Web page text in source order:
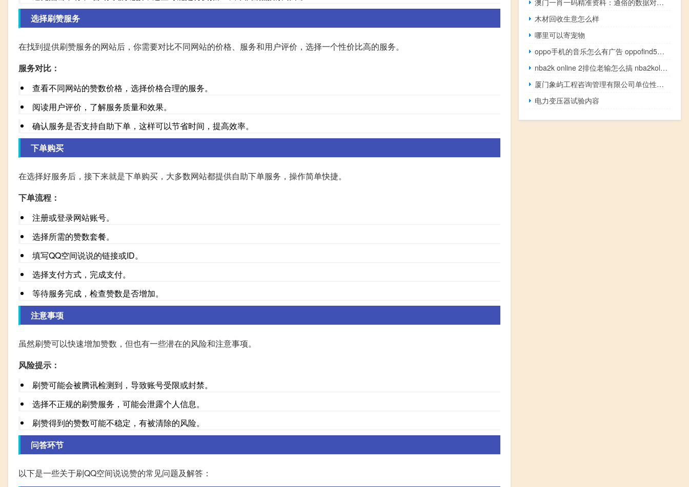
选择刷赞服务
在找到提供刷赞服务的网站后，你需要对比不同网站的价格、服务和用户评价，选择一个性价比高的服务。
服务对比：
查看不同网站的赞数价格，选择价格合理的服务。
阅读用户评价，了解服务质量和效果。
确认服务是否支持自助下单，这样可以节省时间，提高效率。
下单购买
在选择好服务后，接下来就是下单购买，大多数网站都提供自助下单服务，操作简单快捷。
下单流程：
注册或登录网站账号。
选择所需的赞数套餐。
填写QQ空间说说的链接或ID。
选择支付方式，完成支付。
等待服务完成，检查赞数是否增加。
注意事项
虽然刷赞可以快速增加赞数，但也有一些潜在的风险和注意事项。
风险提示：
刷赞可能会被腾讯检测到，导致账号受限或封禁。
选择不正规的刷赞服务，可能会泄露个人信息。
刷赞得到的赞数可能不稳定，有被清除的风险。
问答环节
以下是一些关于刷QQ空间说说赞的常见问题及解答：
澳门一肖一码精准资科：通俗的数据对比解释解答-1864.CC.83
木材回收生意怎么样
哪里可以寄宠物
oppo手机的音乐怎么有广告 oppofind5广告音乐
nba2k online 2排位老输怎么搞 nba2kol对抗赛技巧
厦门象屿工程咨询管理有限公司单位性质 厦门象屿集团有限公司
电力变压器试验内容